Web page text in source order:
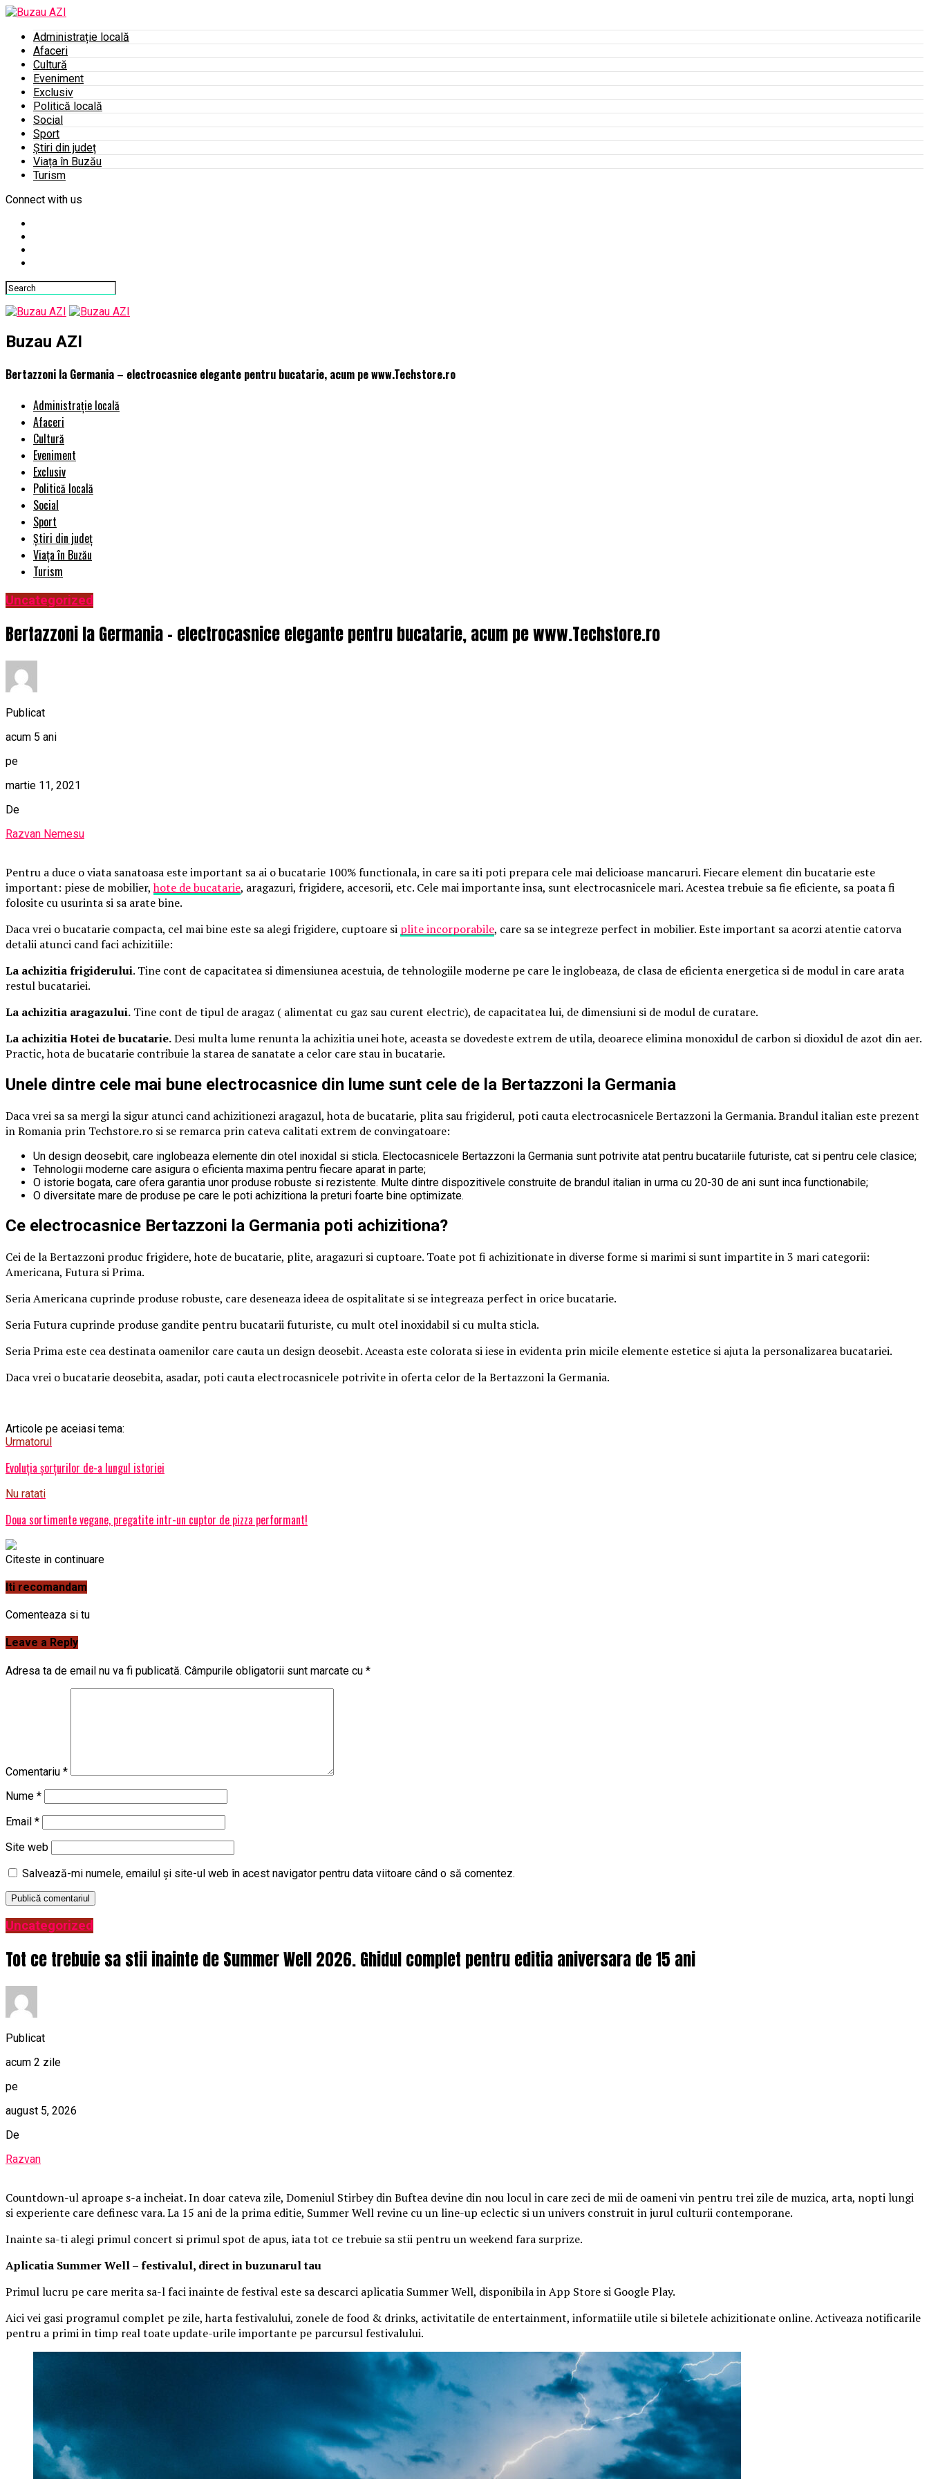
Administrație locală
Afaceri
Cultură
Eveniment
Exclusiv
Politică locală
Social
Sport
Știri din județ
Viața în Buzău
Turism
Connect with us
Buzau AZI
Bertazzoni la Germania – electrocasnice elegante pentru bucatarie, acum pe www.Techstore.ro
Administrație locală
Afaceri
Cultură
Eveniment
Exclusiv
Politică locală
Social
Sport
Știri din județ
Viața în Buzău
Turism
Uncategorized
Bertazzoni la Germania – electrocasnice elegante pentru bucatarie, acum pe www.Techstore.ro
Publicat
acum 5 ani
pe
martie 11, 2021
De
Razvan Nemesu
Pentru a duce o viata sanatoasa este important sa ai o bucatarie 100% functionala, in care sa iti poti prepara cele mai delicioase mancaruri. Fiecare element din bucatarie este
important: piese de mobilier,hote de bucatarie, aragazuri, frigidere, accesorii, etc. Cele mai importante insa, sunt electrocasnicele mari. Acestea trebuie sa fie eficiente, sa poata fi
folosite cu usurinta si sa arate bine.
Daca vrei o bucatarie compacta, cel mai bine este sa alegi frigidere, cuptoare si plite incorporabile, care sa se integreze perfect in mobilier. Este important sa acorzi atentie catorva
detalii atunci cand faci achizitiile:
La achizitia frigiderului. Tine cont de capacitatea si dimensiunea acestuia, de tehnologiile moderne pe care le inglobeaza, de clasa de eficienta energetica si de modul in care arata
restul bucatariei.
La achizitia aragazului. Tine cont de tipul de aragaz ( alimentat cu gaz sau curent electric), de capacitatea lui, de dimensiuni si de modul de curatare.
La achizitia Hotei de bucatarie.Desi multa lume renunta la achizitia unei hote, aceasta se dovedeste extrem de utila, deoarece elimina monoxidul de carbon si dioxidul de azot din aer.
Practic, hota de bucatarie contribuie la starea de sanatate a celor care stau in bucatarie.
Unele dintre cele mai bune electrocasnice din lume sunt cele de la Bertazzoni la Germania
Daca vrei sa sa mergi la sigur atunci cand achizitionezi aragazul, hota de bucatarie, plita sau frigiderul, poti cauta electrocasnicele Bertazzoni la Germania. Brandul italian este prezent
in Romania prin Techstore.ro si se remarca prin cateva calitati extrem de convingatoare:
Un design deosebit, care inglobeaza elemente din otel inoxidal si sticla. Electocasnicele Bertazzoni la Germania sunt potrivite atat pentru bucatariile futuriste, cat si pentru cele clasice;
Tehnologii moderne care asigura o eficienta maxima pentru fiecare aparat in parte;
O istorie bogata, care ofera garantia unor produse robuste si rezistente. Multe dintre dispozitivele construite de brandul italian in urma cu 20-30 de ani sunt inca functionabile;
O diversitate mare de produse pe care le poti achizitiona la preturi foarte bine optimizate.
Ce electrocasnice Bertazzoni la Germania poti achizitiona?
Cei de la Bertazzoni produc frigidere, hote de bucatarie, plite, aragazuri si cuptoare. Toate pot fi achizitionate in diverse forme si marimi si sunt impartite in 3 mari categorii:
Americana, Futura si Prima.
Seria Americana cuprinde produse robuste, care deseneaza ideea de ospitalitate si se integreaza perfect in orice bucatarie.
Seria Futura cuprinde produse gandite pentru bucatarii futuriste, cu mult otel inoxidabil si cu multa sticla.
Seria Prima este cea destinata oamenilor care cauta un design deosebit. Aceasta este colorata si iese in evidenta prin micile elemente estetice si ajuta la personalizarea bucatariei.
Daca vrei o bucatarie deosebita, asadar, poti cauta electrocasnicele potrivite in oferta celor de la Bertazzoni la Germania.
Articole pe aceiasi tema:
Urmatorul
Evoluția șorțurilor de-a lungul istoriei
Nu ratati
Doua sortimente vegane, pregatite intr-un cuptor de pizza performant!
Citeste in continuare
Iti recomandam
Comenteaza si tu
Leave a Reply
Adresa ta de email nu va fi publicată. Câmpurile obligatorii sunt marcate cu *
Comentariu *
Nume *
Email *
Site web
Salvează-mi numele, emailul și site-ul web în acest navigator pentru data viitoare când o să comentez.
Uncategorized
Tot ce trebuie sa stii inainte de Summer Well 2026. Ghidul complet pentru editia aniversara de 15 ani
Publicat
acum 2 zile
pe
august 5, 2026
De
Razvan
Countdown-ul aproape s-a incheiat. In doar cateva zile, Domeniul Stirbey din Buftea devine din nou locul in care zeci de mii de oameni vin pentru trei zile de muzica, arta, nopti lungi
si experiente care definesc vara. La 15 ani de la prima editie, Summer Well revine cu un line-up eclectic si un univers construit in jurul culturii contemporane.
Inainte sa-ti alegi primul concert si primul spot de apus, iata tot ce trebuie sa stii pentru un weekend fara surprize.
Aplicatia Summer Well– festivalul, direct in buzunarul tau
Primul lucru pe care merita sa-l faci inainte de festival este sa descarci aplicatia Summer Well, disponibila in App Store si Google Play.
Aici vei gasi programul complet pe zile, harta festivalului, zonele de food & drinks, activitatile de entertainment, informatiile utile si biletele achizitionate online. Activeaza notificarile
pentru a primi in timp real toate update-urile importante pe parcursul festivalului.